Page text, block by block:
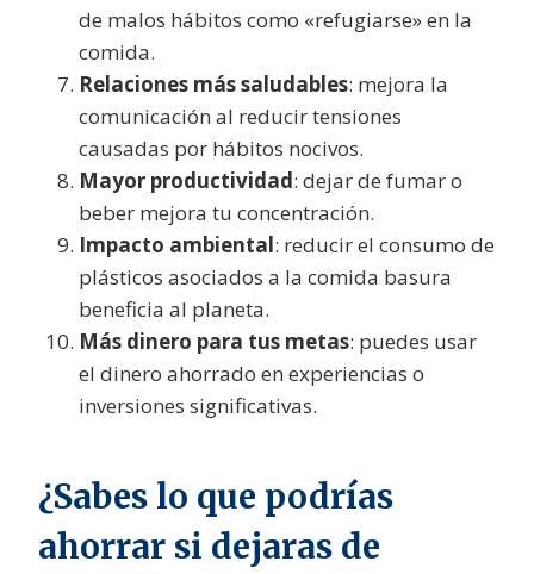
de malos hábitos como «refugiarse» en la
comida.
Relaciones más saludables: mejora la
comunicación al reducir tensiones
causadas por hábitos nocivos.
Mayor productividad: dejar de fumar o
beber mejora tu concentración.
Impacto ambiental: reducir el consumo de
plásticos asociados a la comida basura
beneficia al planeta.
Más dinero para tus metas: puedes usar
el dinero ahorrado en experiencias o
inversiones significativas.
¿Sabes lo que podrías
ahorrar si dejaras de